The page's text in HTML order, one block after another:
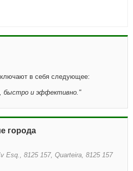
в себя следующее:
быстро и эффективно. "
города
Esq., 8125 157, Quarteira, 8125 157